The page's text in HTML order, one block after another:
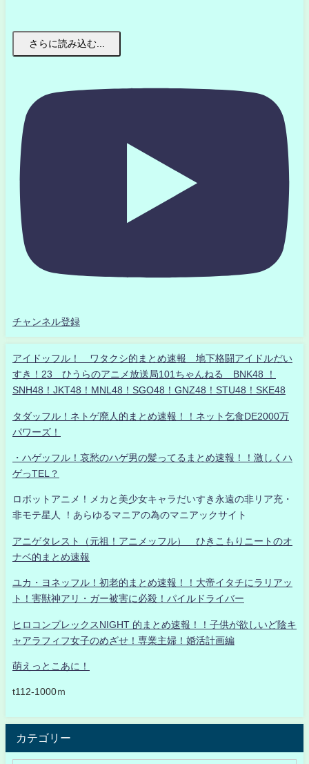
さらに読み込む...
チャンネル登録
アイドッフル！ ワタクシ的まとめ速報 地下格闘アイドルだい
すき！23 ひうらのアニメ放送局101ちゃんねる BNK48 ！
SNH48！JKT48！MNL48！SGO48！GNZ48！STU48！SKE48
タダッフル！ネトゲ廃人的まとめ速報！！ネット乞食DE2000万
パワーズ！
・ハゲッフル！哀愁のハゲ男の髪ってるまとめ速報！！激しくハ
ゲっTEL？
ロボットアニメ！メカと美少女キャラだいすき永遠の非リア充・
非モテ星人 ！あらゆるマニアの為のマニアックサイト
アニゲタレスト（元祖！アニメッフル） ひきこもりニートのオ
ナベ的まとめ速報
ユカ・ヨネッフル！初老的まとめ速報！！大帝イタチにラリアッ
ト！害獣神アリ・ガー被害に必殺！パイルドライバー
ヒロコンプレックスNIGHT 的まとめ速報！！子供が欲しいど陰キ
ャアラフィフ女子のめざせ！専業主婦！婚活計画編
萌えっとこあに！
t112-1000ｍ
カテゴリー